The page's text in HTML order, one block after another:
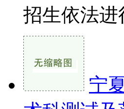
招生依法进
宁